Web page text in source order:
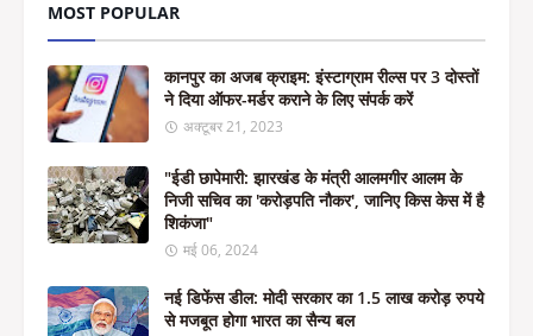
MOST POPULAR
कानपुर का अजब क्राइम: इंस्टाग्राम रील्स पर 3 दोस्तों
ने दिया ऑफर-मर्डर कराने के लिए संपर्क करें
अक्टूबर 21, 2023
"ईडी छापेमारी: झारखंड के मंत्री आलमगीर आलम के
निजी सचिव का 'करोड़पति नौकर', जानिए किस केस में है
शिकंजा"
मई 06, 2024
नई डिफेंस डील: मोदी सरकार का 1.5 लाख करोड़ रुपये
से मजबूत होगा भारत का सैन्य बल